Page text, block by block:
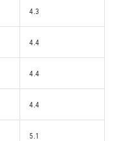
4.3
4.4
4.4
4.4
5.1